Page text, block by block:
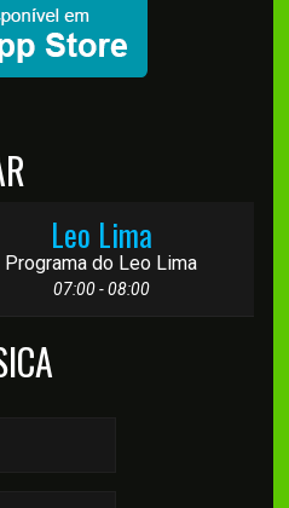
Leo Lima
Programa do Leo Lima
07:00 - 08:00